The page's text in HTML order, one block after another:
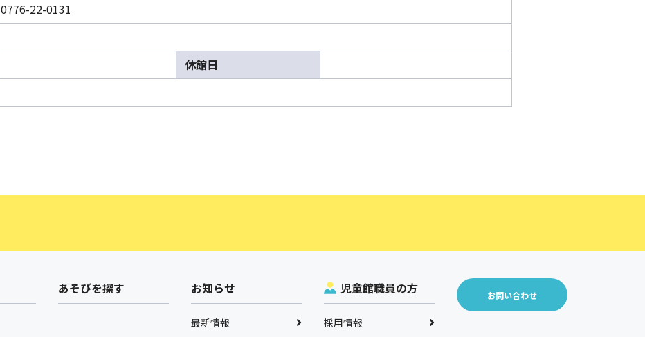
0776-22-0131
休館日
あそびを探す お知らせ
最新情報
児童館職員の方
採用情報
お問い合わせ